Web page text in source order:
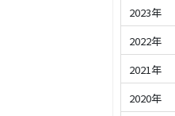
2023年
2022年
2021年
2020年